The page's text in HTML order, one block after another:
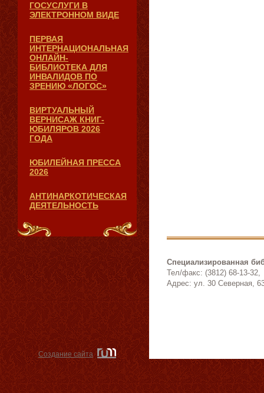
ГОСУСЛУГИ В
ЭЛЕКТРОННОМ ВИДЕ
ПЕРВАЯ
ИНТЕРНАЦИОНАЛЬНАЯ
ОНЛАЙН-
БИБЛИОТЕКА ДЛЯ
ИНВАЛИДОВ ПО
ЗРЕНИЮ «ЛОГОС»
ВИРТУАЛЬНЫЙ
ВЕРНИСАЖ КНИГ-
ЮБИЛЯРОВ 2026
ГОДА
ЮБИЛЕЙНАЯ ПРЕССА
2026
АНТИНАРКОТИЧЕСКАЯ
ДЕЯТЕЛЬНОСТЬ
Специализированная
Тел/факс: (3812) 68-13-32,
Адрес: ул. 30 Северная,
Создание сайта